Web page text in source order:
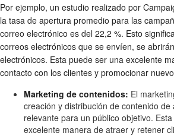
Por ejemplo, un estudio realizado por
la tasa de apertura promedio para las
correo electrónico es del 22,2 %. Esto
correos electrónicos que se envíen, se
electrónicos. Esta puede ser una excelente
contacto con los clientes y promocionar
Marketing de contenidos: El
creación y distribución de contenido
relevante para un público objetivo.
excelente manera de atraer y retener